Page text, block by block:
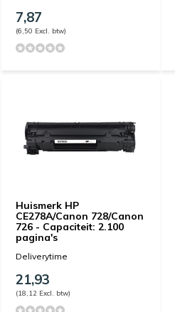
7,87
(6,50 Excl. btw)
Huismerk HP
CE278A/Canon 728/Canon
726 - Capaciteit: 2.100
pagina's
Deliverytime
21,93
(18,12 Excl. btw)